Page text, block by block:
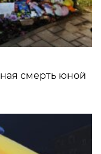
смерть юной